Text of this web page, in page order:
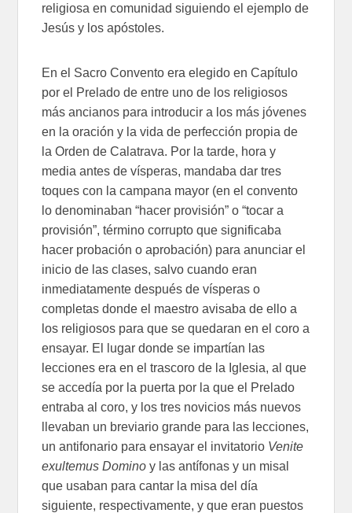
religiosa en comunidad siguiendo el ejemplo de
Jesús y los apóstoles.
En el Sacro Convento era elegido en Capítulo
por el Prelado de entre uno de los religiosos
más ancianos para introducir a los más jóvenes
en la oración y la vida de perfección propia de
la Orden de Calatrava. Por la tarde, hora y
media antes de vísperas, mandaba dar tres
toques con la campana mayor (en el convento
lo denominaban “hacer provisión” o “tocar a
provisión”, término corrupto que significaba
hacer probación o aprobación) para anunciar el
inicio de las clases, salvo cuando eran
inmediatamente después de vísperas o
completas donde el maestro avisaba de ello a
los religiosos para que se quedaran en el coro a
ensayar. El lugar donde se impartían las
lecciones era en el trascoro de la Iglesia, al que
se accedía por la puerta por la que el Prelado
entraba al coro, y los tres novicios más nuevos
llevaban un breviario grande para las lecciones,
un antifonario para ensayar el invitatorio Venite
exultemus Domino y las antífonas y un misal
que usaban para cantar la misa del día
siguiente, respectivamente, y que eran puestos